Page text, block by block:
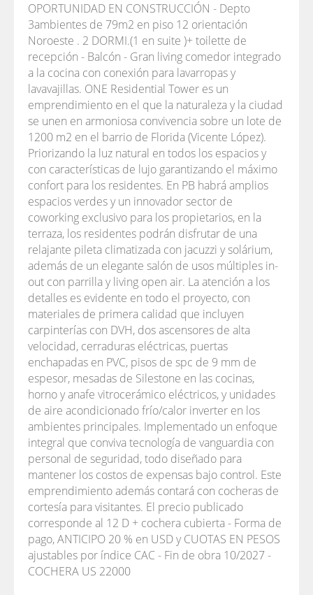
OPORTUNIDAD EN CONSTRUCCIÓN - Depto
3ambientes de 79m2 en piso 12 orientación
Noroeste . 2 DORMI.(1 en suite )+ toilette de
recepción - Balcón - Gran living comedor integrado
a la cocina con conexión para lavarropas y
lavavajillas. ONE Residential Tower es un
emprendimiento en el que la naturaleza y la ciudad
se unen en armoniosa convivencia sobre un lote de
1200 m2 en el barrio de Florida (Vicente López).
Priorizando la luz natural en todos los espacios y
con características de lujo garantizando el máximo
confort para los residentes. En PB habrá amplios
espacios verdes y un innovador sector de
coworking exclusivo para los propietarios, en la
terraza, los residentes podrán disfrutar de una
relajante pileta climatizada con jacuzzi y solárium,
además de un elegante salón de usos múltiples in-
out con parrilla y living open air. La atención a los
detalles es evidente en todo el proyecto, con
materiales de primera calidad que incluyen
carpinterías con DVH, dos ascensores de alta
velocidad, cerraduras eléctricas, puertas
enchapadas en PVC, pisos de spc de 9 mm de
espesor, mesadas de Silestone en las cocinas,
horno y anafe vitrocerámico eléctricos, y unidades
de aire acondicionado frío/calor inverter en los
ambientes principales. Implementado un enfoque
integral que conviva tecnología de vanguardia con
personal de seguridad, todo diseñado para
mantener los costos de expensas bajo control. Este
emprendimiento además contará con cocheras de
cortesía para visitantes. El precio publicado
corresponde al 12 D + cochera cubierta - Forma de
pago, ANTICIPO 20 % en USD y CUOTAS EN PESOS
ajustables por índice CAC - Fin de obra 10/2027 -
COCHERA US 22000